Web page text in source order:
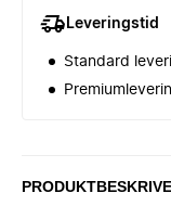
Leveringstid
Standard